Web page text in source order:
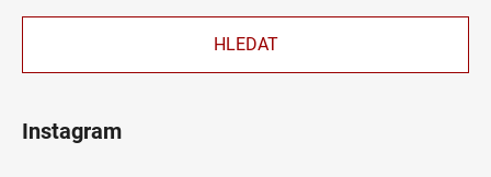
HLEDAT
Instagram